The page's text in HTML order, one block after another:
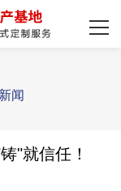
闻
"就信任！